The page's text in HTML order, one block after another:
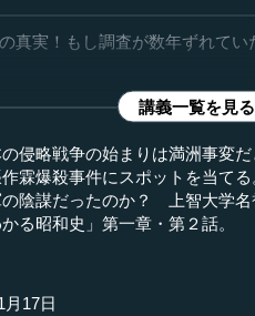
真実！もし調査が数年ずれて
講義一覧を見
侵略戦争の始まりは満洲事変
霖爆殺事件にスポットを当て
の陰謀だったのか？ 上智大学
る昭和史」第一章・第２話。
月17日